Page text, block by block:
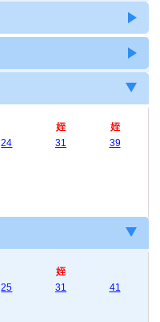
24
姪
31
姪
39
25
姪
31
41